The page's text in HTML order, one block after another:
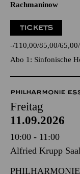
Rachmaninow
TICKETS
- 110,00 85,00 65,00
Abo 1: Sinfonische
PHILHARMONIE
Freitag
11.09.2026
10:00 - 11:00
Alfried Krupp